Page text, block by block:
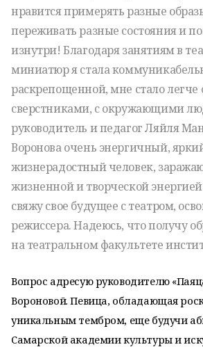
нравится примерять разные
переживать разные состояния и
изнутри! Благодаря занятиям в
миниатюр я стала
раскрепощенной, мне стало легче
сверстниками, с окружающими
руководитель и педагог Ляйля
Воронова очень энергичный,
жизнерадостный человек,
жизненной и творческой
свяжу свое будущее с театром,
режиссера. Надеюсь, что получу
на театральном факультете
Вопрос адресую руководителю
Вороновой. Певица, обладающая
уникальным тембром, еще будучи
Самарской академии культуры и